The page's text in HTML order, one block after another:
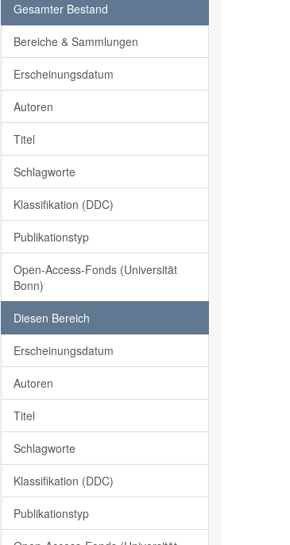
Gesamter Bestand
Bereiche & Sammlungen
Erscheinungsdatum
Autoren
Titel
Schlagworte
Klassifikation (DDC)
Publikationstyp
Open-Access-Fonds (Universität
Bonn)
Diesen Bereich
Erscheinungsdatum
Autoren
Titel
Schlagworte
Klassifikation (DDC)
Publikationstyp